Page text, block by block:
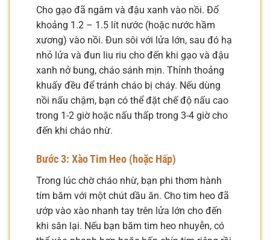
Cho gạo đã ngâm và đậu xanh vào nồi. Đổ
khoảng 1.2 – 1.5 lít nước (hoặc nước hầm
xương) vào nồi. Đun sôi với lửa lớn, sau đó hạ
nhỏ lửa và đun liu riu cho đến khi gạo và đậu
xanh nở bung, cháo sánh mịn. Thỉnh thoảng
khuấy đều để tránh cháo bị cháy. Nếu dùng
nồi nấu chậm, bạn có thể đặt chế độ nấu cao
trong 1-2 giờ hoặc nấu thấp trong 3-4 giờ cho
đến khi cháo nhừ.
Bước 3: Xào Tim Heo (hoặc Hấp)
Trong lúc chờ cháo nhừ, bạn phi thơm hành
tím băm với một chút dầu ăn. Cho tim heo đã
ướp vào xào nhanh tay trên lửa lớn cho đến
khi săn lại. Nếu bạn băm tim heo nhuyễn, có